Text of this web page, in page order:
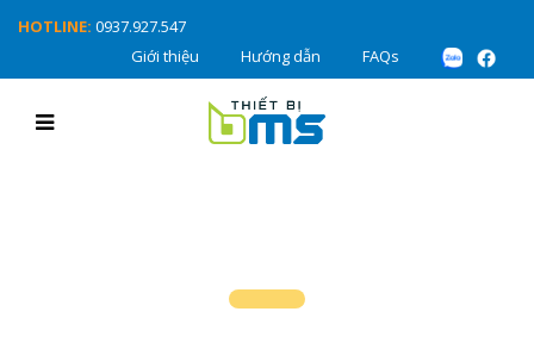
HOTLINE: 0937.927.547
Giới thiệu
Hướng dẫn FAQs